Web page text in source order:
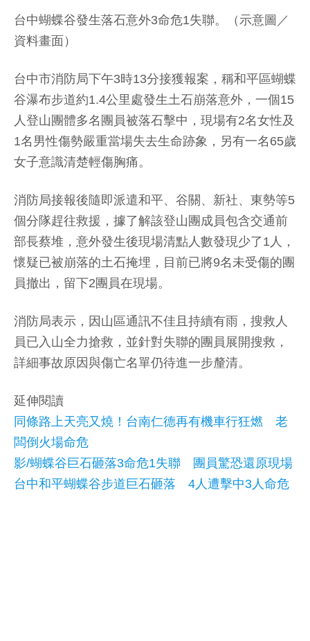
台中蝴蝶谷發生落石意外3命危1失聯。（示意圖／
資料畫面）
台中市消防局下午3時13分接獲報案，稱和平區蝴蝶
谷瀑布步道約1.4公里處發生土石崩落意外，一個15
人登山團體多名團員被落石擊中，現場有2名女性及
1名男性傷勢嚴重當場失去生命跡象，另有一名65歲
女子意識清楚輕傷胸痛。
消防局接報後隨即派遣和平、谷關、新社、東勢等5
個分隊趕往救援，據了解該登山團成員包含交通前
部長蔡堆，意外發生後現場清點人數發現少了1人，
懷疑已被崩落的土石掩埋，目前已將9名未受傷的團
員撤出，留下2團員在現場。
消防局表示，因山區通訊不佳且持續有雨，搜救人
員已入山全力搶救，並針對失聯的團員展開搜救，
詳細事故原因與傷亡名單仍待進一步釐清。
延伸閱讀
同條路上天亮又燒！台南仁德再有機車行狂燃 老
闆倒火場命危
影/蝴蝶谷巨石砸落3命危1失聯 團員驚恐還原現場
台中和平蝴蝶谷步道巨石砸落 4人遭擊中3人命危